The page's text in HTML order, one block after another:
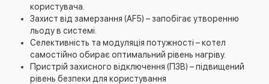
користувача.
Захист від замерзання (AF5) – запобігає утворенню
льоду в системі.
Селективність та модуляція потужності – котел
самостійно обирає оптимальний рівень нагріву.
Пристрій захисного відключення (ПЗВ) – підвищений
рівень безпеки для користування